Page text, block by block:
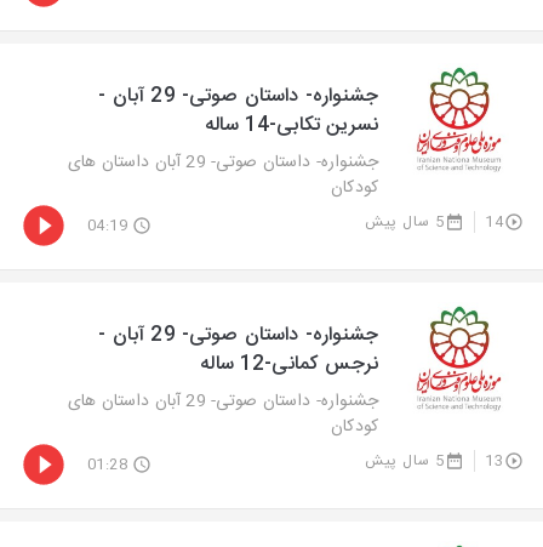
جشنواره- داستان صوتی- 29 آبان -
نسرین تکابی-14 ساله
جشنواره- داستان صوتی- 29 آبان داستان های
کودکان
14 5 سال پیش 04:19
جشنواره- داستان صوتی- 29 آبان -
نرجس کمانی-12 ساله
جشنواره- داستان صوتی- 29 آبان داستان های
کودکان
13 5 سال پیش 01:28